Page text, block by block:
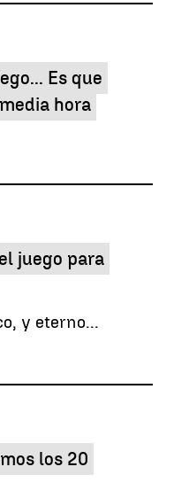
Es que
hora
juego para
y eterno...
los 20